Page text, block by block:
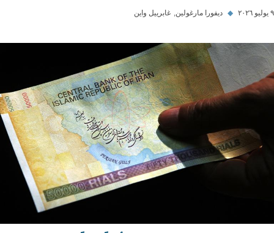
٩ يوليو ٢٠٢٦ ◆ ديفورا مارغولين غابرييل واين